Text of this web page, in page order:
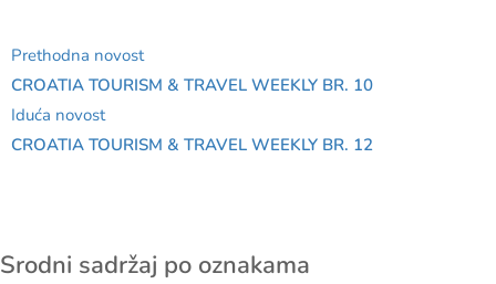
Prethodna novost
CROATIA TOURISM & TRAVEL WEEKLY BR. 10
Iduća novost
CROATIA TOURISM & TRAVEL WEEKLY BR. 12
Srodni sadržaj po oznakama